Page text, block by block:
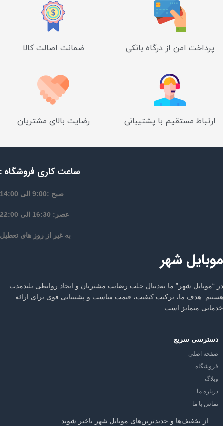
پرداخت امن از درگاه بانکی ضمانت اصالت کالا
ارتباط مستقیم با پشتیبانی رضایت بالای مشتریان
ساعت کاری فروشگاه :
صبح :9:00 الی 14:00
عصر: 16:30 الی 22:00
به غیر از روز های تعطیل
موبایل شهر
در “موبایل شهر” ما به‌دنبال جلب رضایت مشتریان و ایجاد روابطی بلندمدت
هستیم. هدف ما، ترکیب کیفیت، قیمت مناسب و پشتیبانی قوی برای ارائه
خدماتی متمایز است.
دسترسی سریع
صفحه اصلی
فروشگاه
وبلاگ
درباره ما
تماس با ما
از تخفیف‌ها و جدیدترین‌های موبایل شهر باخبر شوید: